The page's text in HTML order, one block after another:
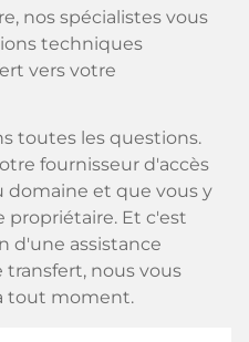
nos spécialistes vous
techniques
vers votre
toutes les questions.
fournisseur d'accès
domaine et que vous y
propriétaire. Et c'est
d'une assistance
nous vous
tout moment.